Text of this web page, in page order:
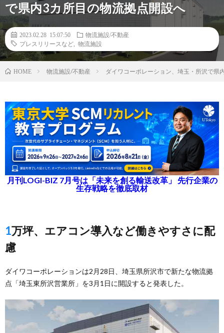
で県内3カ所目の物流拠点開設へ
2023.02.28 15:07:50
物流施設/不動産
プレスリリースなど
物流施設
HOME 物流施設/不動産 ダイワコーポレーション、埼玉・所沢で県
月刊LOGI-BIZ 7月号は「未来を創る輸送改革」 先行企業の
生存戦略を徹底取材
1万坪、エアコン導入など働きやすさに配
慮
ダイワコーポレーションは2月28日、埼玉県所沢市で新たな物流拠
点「埼玉東所沢営業所」を3月1日に開設すると発表した。